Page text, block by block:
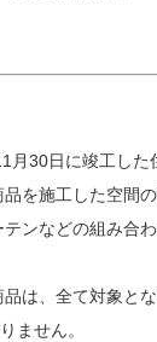
月30日に竣工した
を施工した空間の
ンなどの組み合わ
は、全て対象とな
ません。